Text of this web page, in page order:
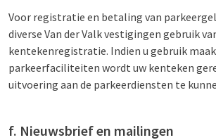
Voor registratie en betaling van
diverse Van der Valk vestigingen gebruik
kentekenregistratie. Indien u gebruik
parkeerfaciliteiten wordt uw kenteken
uitvoering aan de parkeerdiensten te
f. Nieuwsbrief en mailingen